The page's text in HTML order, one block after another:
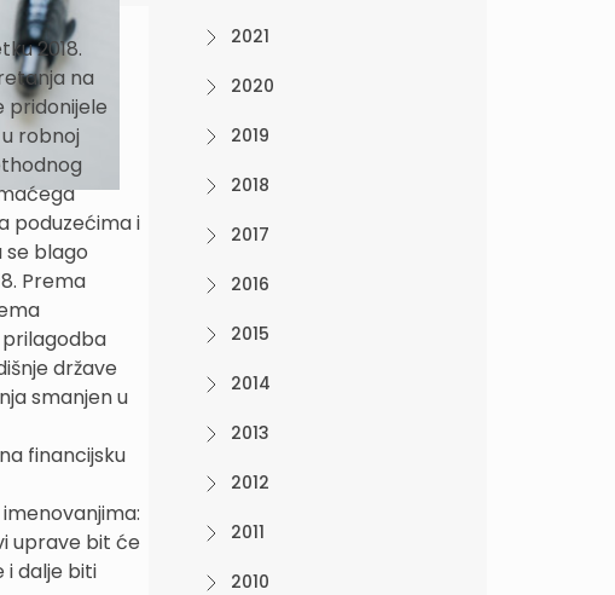
2018.
na
pridonijele
robnoj
poduzećima i
se blago
Prema
prilagodba
države
smanjen u
financijsku
uprave bit će
i dalje biti
2021
2020
2019
2018
2017
2016
2015
2014
2013
2012
2011
2010